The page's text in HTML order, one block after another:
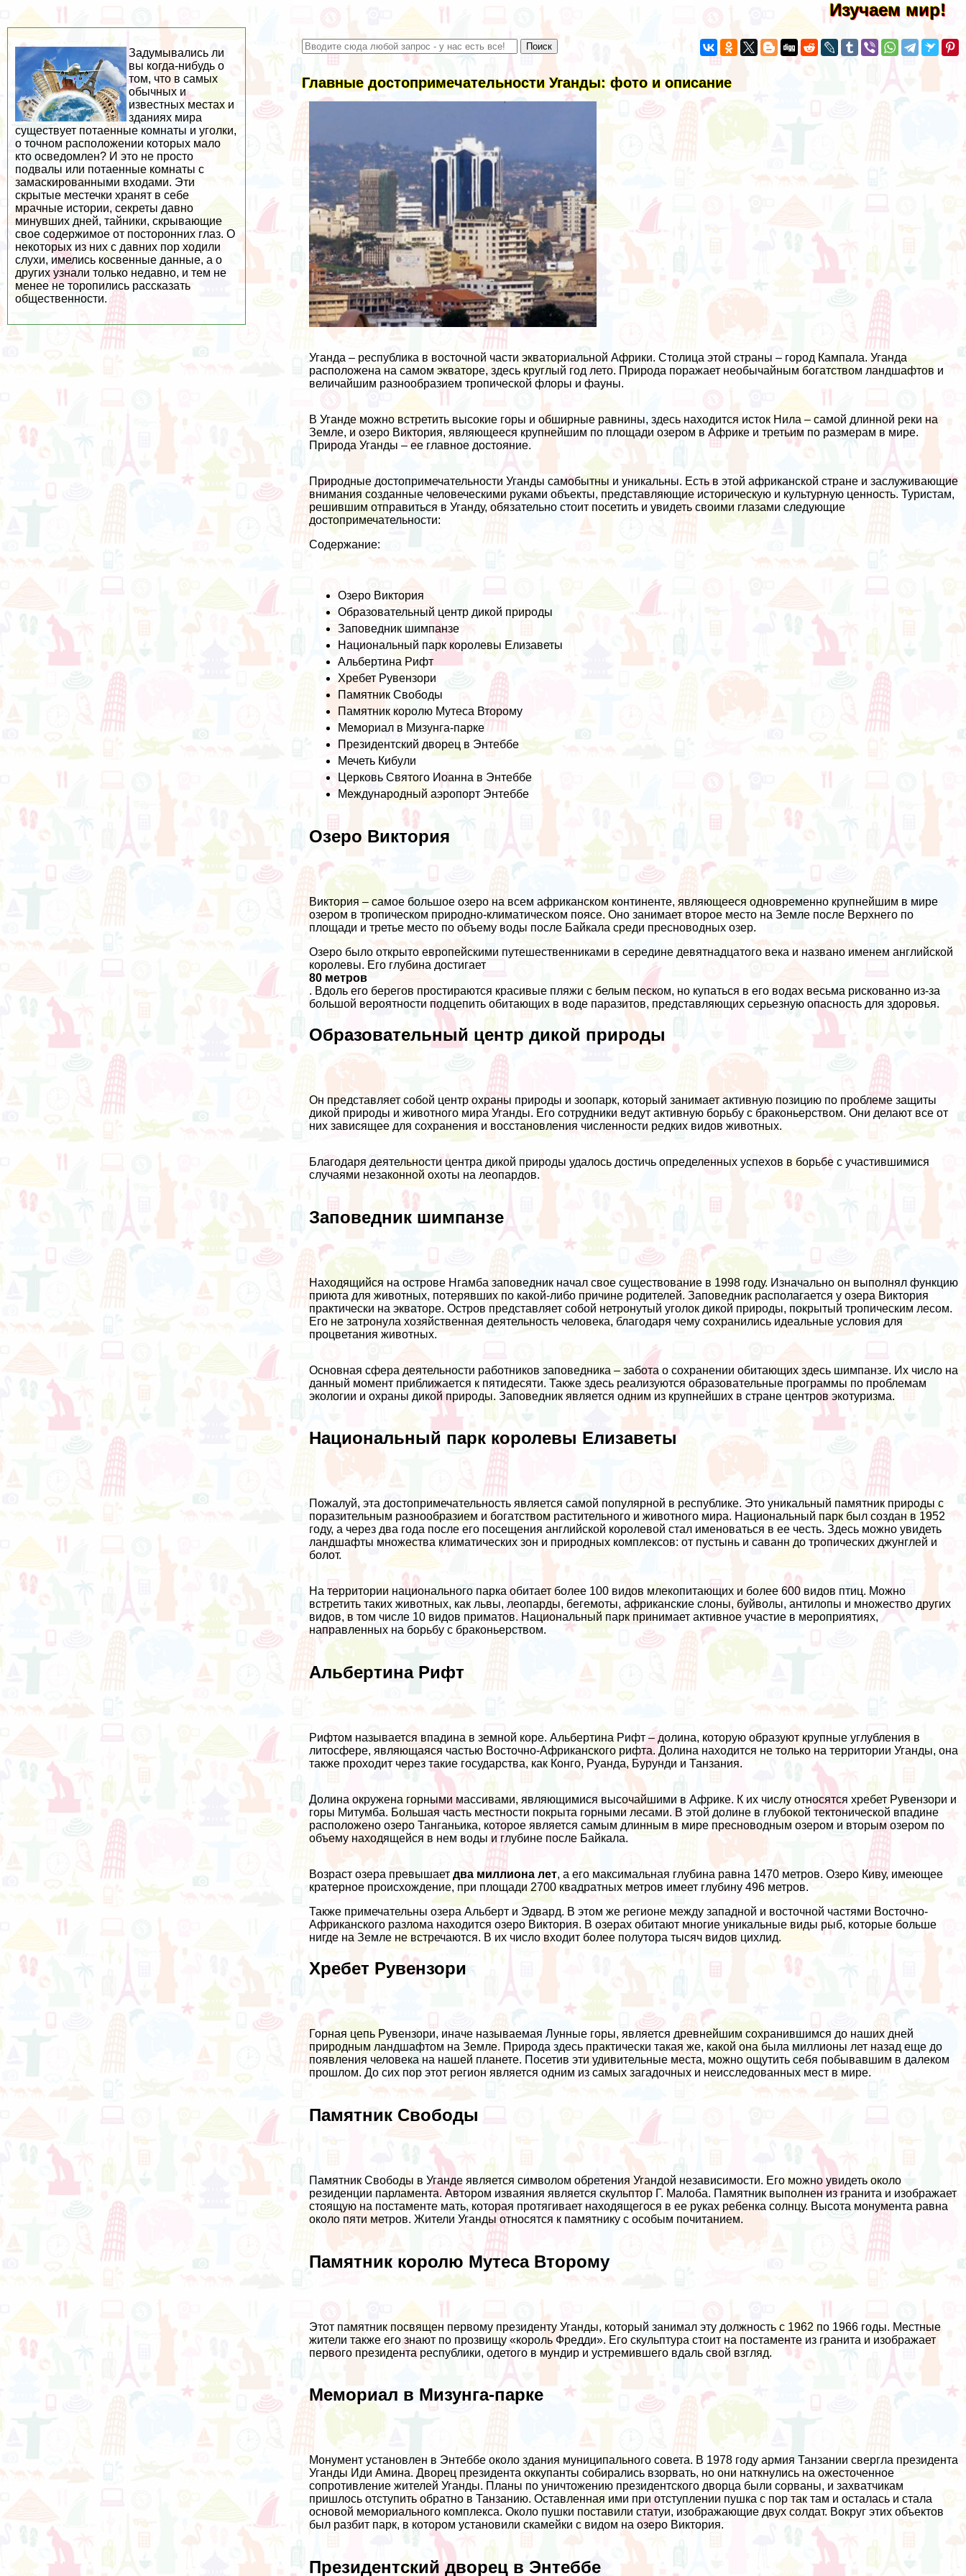
Изучаем мир!
Главные достопримечательности Уганды: фото и описание
Уганда – республика в восточной части экваториальной Африки. Столица этой страны – город Кампала. Уганда
расположена на самом экваторе, здесь круглый год лето. Природа поражает необычайным богатством ландшафтов и
величайшим разнообразием тропической флоры и фауны.
В Уганде можно встретить высокие горы и обширные равнины, здесь находится исток Нила – самой длинной реки на
Земле, и озеро Виктория, являющееся крупнейшим по площади озером в Африке и третьим по размерам в мире.
Природа Уганды – ее главное достояние.
Природные достопримечательности Уганды самобытны и уникальны. Есть в этой африканской стране и заслуживающие
внимания созданные человеческими руками объекты, представляющие историческую и культурную ценность. Туристам,
решившим отправиться в Уганду, обязательно стоит посетить и увидеть своими глазами следующие
достопримечательности:
Содержание:
Озеро Виктория
Образовательный центр дикой природы
Заповедник шимпанзе
Национальный парк королевы Елизаветы
Альбертина Рифт
Хребет Рувензори
Памятник Свободы
Памятник королю Мутеса Второму
Мемориал в Мизунга-парке
Президентский дворец в Энтеббе
Мечеть Кибули
Церковь Святого Иоанна в Энтеббе
Международный аэропорт Энтеббе
Озеро Виктория
Виктория – самое большое озеро на всем африканском континенте, являющееся одновременно крупнейшим в мире
озером в тропическом природно-климатическом поясе. Оно занимает второе место на Земле после Верхнего по
площади и третье место по объему воды после Байкала среди пресноводных озер.
Озеро было открыто европейскими путешественниками в середине девятнадцатого века и названо именем английской
королевы. Его глубина достигает
80 метров
. Вдоль его берегов простираются красивые пляжи с белым песком, но купаться в его водах весьма рискованно из-за
большой вероятности подцепить обитающих в воде паразитов, представляющих серьезную опасность для здоровья.
Образовательный центр дикой природы
Он представляет собой центр охраны природы и зоопарк, который занимает активную позицию по проблеме защиты
дикой природы и животного мира Уганды. Его сотрудники ведут активную борьбу с браконьерством. Они делают все от
них зависящее для сохранения и восстановления численности редких видов животных.
Благодаря деятельности центра дикой природы удалось достичь определенных успехов в борьбе с участившимися
случаями незаконной охоты на леопардов.
Заповедник шимпанзе
Находящийся на острове Нгамба заповедник начал свое существование в 1998 году. Изначально он выполнял функцию
приюта для животных, потерявших по какой-либо причине родителей. Заповедник располагается у озера Виктория
практически на экваторе. Остров представляет собой нетронутый уголок дикой природы, покрытый тропическим лесом.
Его не затронула хозяйственная деятельность человека, благодаря чему сохранились идеальные условия для
процветания животных.
Основная сфера деятельности работников заповедника – забота о сохранении обитающих здесь шимпанзе. Их число на
данный момент приближается к пятидесяти. Также здесь реализуются образовательные программы по проблемам
экологии и охраны дикой природы. Заповедник является одним из крупнейших в стране центров экотуризма.
Национальный парк королевы Елизаветы
Пожалуй, эта достопримечательность является самой популярной в республике. Это уникальный памятник природы с
поразительным разнообразием и богатством растительного и животного мира. Национальный парк был создан в 1952
году, а через два года после его посещения английской королевой стал именоваться в ее честь. Здесь можно увидеть
ландшафты множества климатических зон и природных комплексов: от пустынь и саванн до тропических джунглей и
болот.
На территории национального парка обитает более 100 видов млекопитающих и более 600 видов птиц. Можно
встретить таких животных, как львы, леопарды, бегемоты, африканские слоны, буйволы, антилопы и множество других
видов, в том числе 10 видов приматов. Национальный парк принимает активное участие в мероприятиях,
направленных на борьбу с браконьерством.
Альбертина Рифт
Рифтом называется впадина в земной коре. Альбертина Рифт – долина, которую образуют крупные углубления в
литосфере, являющаяся частью Восточно-Африканского рифта. Долина находится не только на территории Уганды, она
также проходит через такие государства, как Конго, Руанда, Бурунди и Танзания.
Долина окружена горными массивами, являющимися высочайшими в Африке. К их числу относятся хребет Рувензори и
горы Митумба. Большая часть местности покрыта горными лесами. В этой долине в глубокой тектонической впадине
расположено озеро Танганьика, которое является самым длинным в мире пресноводным озером и вторым озером по
объему находящейся в нем воды и глубине после Байкала.
Возраст озера превышаетдва миллиона лет, а его максимальная глубина равна 1470 метров. Озеро Киву, имеющее
кратерное происхождение, при площади 2700 квадратных метров имеет глубину 496 метров.
Также примечательны озера Альберт и Эдвард. В этом же регионе между западной и восточной частями Восточно-
Африканского разлома находится озеро Виктория. В озерах обитают многие уникальные виды рыб, которые больше
нигде на Земле не встречаются. В их число входит более полутора тысяч видов цихлид.
Хребет Рувензори
Горная цепь Рувензори, иначе называемая Лунные горы, является древнейшим сохранившимся до наших дней
природным ландшафтом на Земле. Природа здесь практически такая же, какой она была миллионы лет назад еще до
появления человека на нашей планете. Посетив эти удивительные места, можно ощутить себя побывавшим в далеком
прошлом. До сих пор этот регион является одним из самых загадочных и неисследованных мест в мире.
Памятник Свободы
Памятник Свободы в Уганде является символом обретения Угандой независимости. Его можно увидеть около
резиденции парламента. Автором изваяния является скульптор Г. Малоба. Памятник выполнен из гранита и изображает
стоящую на постаменте мать, которая протягивает находящегося в ее руках ребенка солнцу. Высота монумента равна
около пяти метров. Жители Уганды относятся к памятнику с особым почитанием.
Памятник королю Мутеса Второму
Этот памятник посвящен первому президенту Уганды, который занимал эту должность с 1962 по 1966 годы. Местные
жители также его знают по прозвищу «король Фредди». Его скульптура стоит на постаменте из гранита и изображает
первого президента республики, одетого в мундир и устремившего вдаль свой взгляд.
Мемориал в Мизунга-парке
Монумент установлен в Энтеббе около здания муниципального совета. В 1978 году армия Танзании свергла президента
Уганды Иди Амина. Дворец президента оккупанты собирались взорвать, но они наткнулись на ожесточенное
сопротивление жителей Уганды. Планы по уничтожению президентского дворца были сорваны, и захватчикам
пришлось отступить обратно в Танзанию. Оставленная ими при отступлении пушка с пор так там и осталась и стала
основой мемориального комплекса. Около пушки поставили статуи, изображающие двух солдат. Вокруг этих объектов
был разбит парк, в котором установили скамейки с видом на озеро Виктория.
Президентский дворец в Энтеббе
Задумывались ли
вы когда-нибудь о
том, что в самых
обычных и
известных местах и
зданиях мира
существует потаенные комнаты и уголки,
о точном расположении которых мало
кто осведомлен? И это не просто
подвалы или потаенные комнаты с
замаскированными входами. Эти
скрытые местечки хранят в себе
мрачные истории, секреты давно
минувших дней, тайники, скрывающие
свое содержимое от посторонних глаз. О
некоторых из них с давних пор ходили
слухи, имелись косвенные данные, а о
других узнали только недавно, и тем не
менее не торопились рассказать
общественности.